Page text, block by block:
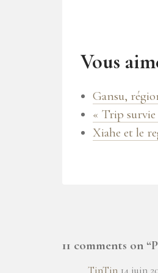
Vous
Gansu,
« Trip
Xiahe et le
11 comments on “